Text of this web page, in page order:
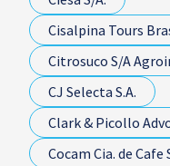
Cisalpina Tours
Citrosuco S/A
CJ Selecta S.A.
Clark & Picollo
Cocam Cia. de